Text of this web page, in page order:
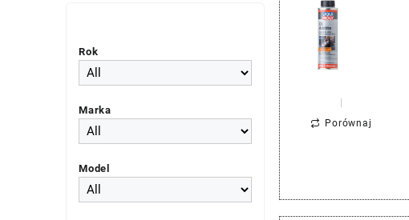
Porównaj
Rok
Marka
Model